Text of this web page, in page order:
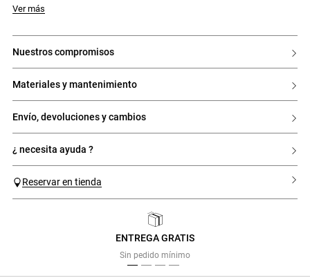
Ver más
nuestros compromisos
materiales y mantenimiento
envío, devoluciones y cambios
¿ necesita ayuda ?
Reservar en tienda
ENTREGA GRATIS
Sin pedido mínimo